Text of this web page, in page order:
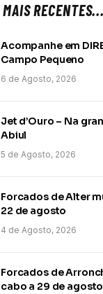
MAIS RECENTES...
Acompanhe em
Campo Pequeno
6 de Agosto, 2026
Jet d’Ouro – Na
Abiul
5 de Agosto, 2026
Forcados de Alter
22 de agosto
4 de Agosto, 2026
Forcados de
cabo a 29 de agosto